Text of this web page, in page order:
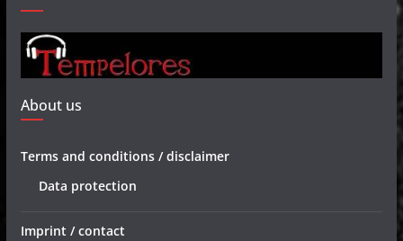
About us
Terms and conditions / disclaimer
Data protection
Imprint / contact